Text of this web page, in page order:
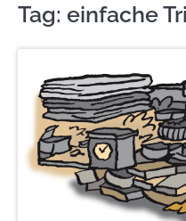
Tag: einfache